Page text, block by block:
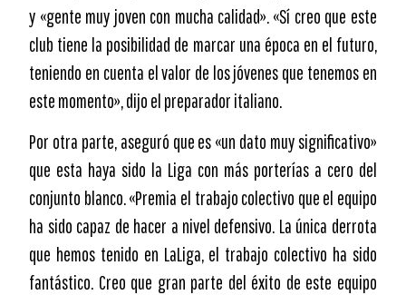
y «gente muy joven con mucha calidad». «Sí creo que este
club tiene la posibilidad de marcar una época en el futuro,
teniendo en cuenta el valor de los jóvenes que tenemos en
este momento», dijo el preparador italiano.
Por otra parte, aseguró que es «un dato muy significativo»
que esta haya sido la Liga con más porterías a cero del
conjunto blanco. «Premia el trabajo colectivo que el equipo
ha sido capaz de hacer a nivel defensivo. La única derrota
que hemos tenido en LaLiga, el trabajo colectivo ha sido
fantástico. Creo que gran parte del éxito de este equipo